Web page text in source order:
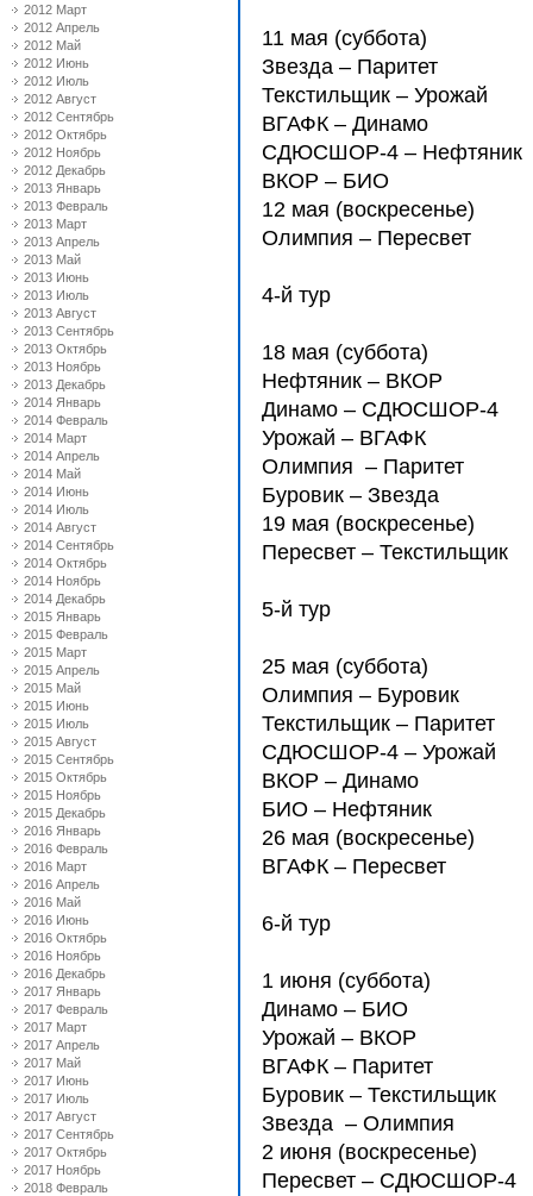
2012 Март
2012 Апрель
2012 Май
2012 Июнь
2012 Июль
2012 Август
2012 Сентябрь
2012 Октябрь
2012 Ноябрь
2012 Декабрь
2013 Январь
2013 Февраль
2013 Март
2013 Апрель
2013 Май
2013 Июнь
2013 Июль
2013 Август
2013 Сентябрь
2013 Октябрь
2013 Ноябрь
2013 Декабрь
2014 Январь
2014 Февраль
2014 Март
2014 Апрель
2014 Май
2014 Июнь
2014 Июль
2014 Август
2014 Сентябрь
2014 Октябрь
2014 Ноябрь
2014 Декабрь
2015 Январь
2015 Февраль
2015 Март
2015 Апрель
2015 Май
2015 Июнь
2015 Июль
2015 Август
2015 Сентябрь
2015 Октябрь
2015 Ноябрь
2015 Декабрь
2016 Январь
2016 Февраль
2016 Март
2016 Апрель
2016 Май
2016 Июнь
2016 Октябрь
2016 Ноябрь
2016 Декабрь
2017 Январь
2017 Февраль
2017 Март
2017 Апрель
2017 Май
2017 Июнь
2017 Июль
2017 Август
2017 Сентябрь
2017 Октябрь
2017 Ноябрь
2018 Февраль
11 мая (суббота)
Звезда – Паритет
Текстильщик – Урожай
ВГАФК – Динамо
СДЮCШОР-4 – Нефтяник
ВКОР – БИО
12 мая (воскресенье)
Олимпия – Пересвет
4-й тур
18 мая (суббота)
Нефтяник – ВКОР
Динамо – СДЮCШОР-4
Урожай – ВГАФК
Олимпия – Паритет
Буровик – Звезда
19 мая (воскресенье)
Пересвет – Текстильщик
5-й тур
25 мая (суббота)
Олимпия – Буровик
Текстильщик – Паритет
СДЮCШОР-4 – Урожай
ВКОР – Динамо
БИО – Нефтяник
26 мая (воскресенье)
ВГАФК – Пересвет
6-й тур
1 июня (суббота)
Динамо – БИО
Урожай – ВКОР
ВГАФК – Паритет
Буровик – Текстильщик
Звезда – Олимпия
2 июня (воскресенье)
Пересвет – СДЮCШОР-4